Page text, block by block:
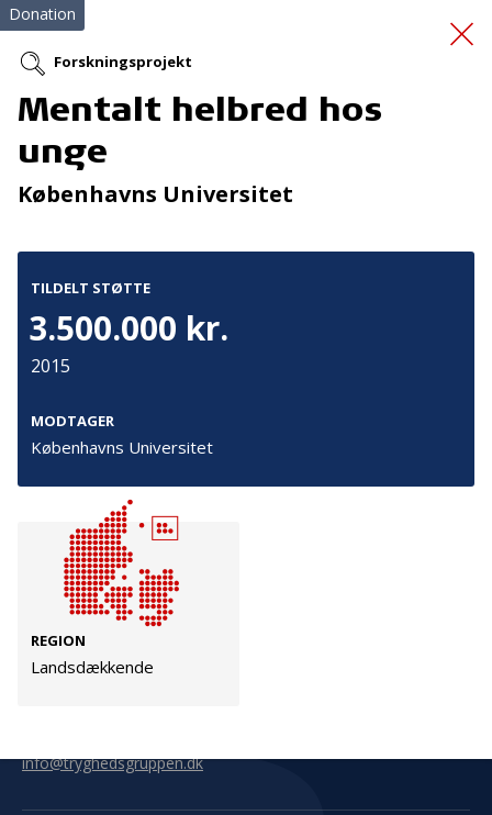
Donation
Forskningsprojekt
Mentalt helbred hos
unge
Københavns Universitet
TILDELT STØTTE
3.500.000 kr.
2015
MODTAGER
Københavns Universitet
REGION
Landsdækkende
Tilmeld nyhedsbrev
De seneste nyheder om TrygFondens og TryghedsGruppens
Tilmeld
Kontakt
TrygFonden
45 26 08 00
info@trygfonden.dk
info@tryghedsgruppen.dk